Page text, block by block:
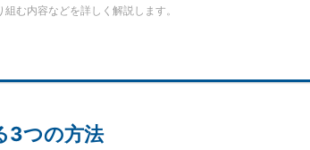
む内容などを詳しく解説します。
3つの方法